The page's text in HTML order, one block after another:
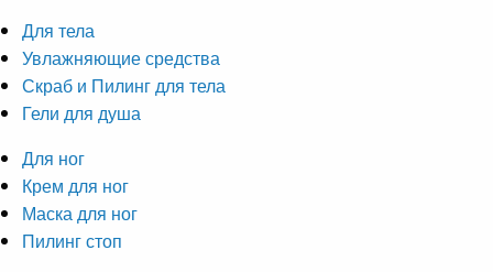
Для тела
Увлажняющие средства
Скраб и Пилинг для тела
Гели для душа
Для ног
Крем для ног
Маска для ног
Пилинг стоп